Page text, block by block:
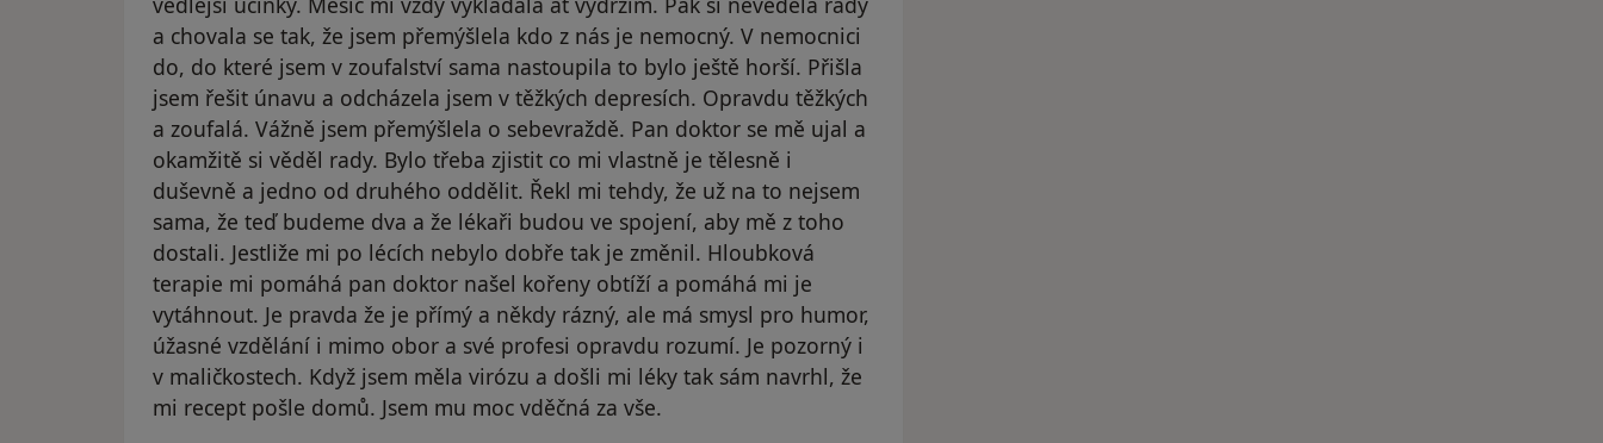
a chovala se tak, že jsem přemýšlela kdo z nás je nemocný. V nemocnici
do, do které jsem v zoufalství sama nastoupila to bylo ještě horší. Přišla
jsem řešit únavu a odcházela jsem v těžkých depresích. Opravdu těžkých
a zoufalá. Vážně jsem přemýšlela o sebevraždě. Pan doktor se mě ujal a
okamžitě si věděl rady. Bylo třeba zjistit co mi vlastně je tělesně i
duševně a jedno od druhého oddělit. Řekl mi tehdy, že už na to nejsem
sama, že teď budeme dva a že lékaři budou ve spojení, aby mě z toho
dostali. Jestliže mi po lécích nebylo dobře tak je změnil. Hloubková
terapie mi pomáhá pan doktor našel kořeny obtíží a pomáhá mi je
vytáhnout. Je pravda že je přímý a někdy rázný, ale má smysl pro humor,
úžasné vzdělání i mimo obor a své profesi opravdu rozumí. Je pozorný i
v maličkostech. Když jsem měla virózu a došli mi léky tak sám navrhl, že
mi recept pošle domů. Jsem mu moc vděčná za vše.